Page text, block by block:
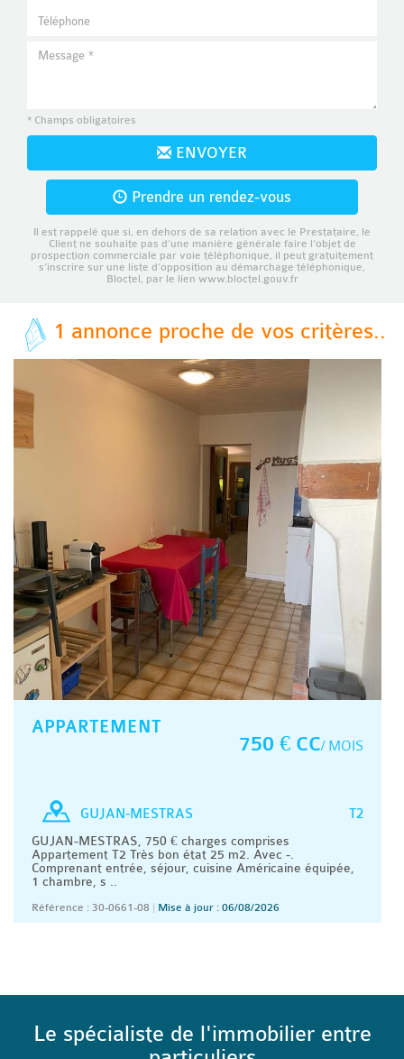
* Champs obligatoires
ENVOYER
Prendre un rendez-vous
Il est rappelé que si, en dehors de sa relation avec le Prestataire, le
Client ne souhaite pas d’une manière générale faire l’objet de
prospection commerciale par voie téléphonique, il peut gratuitement
s’inscrire sur une liste d’opposition au démarchage téléphonique,
Bloctel, par le lien www.bloctel.gouv.fr
1 annonce proche de vos critères..
APPARTEMENT
750 € CC/ MOIS
T2
GUJAN-MESTRAS
GUJAN-MESTRAS, 750 € charges comprises
Appartement T2 Très bon état 25 m2. Avec -.
Comprenant entrée, séjour, cuisine Américaine équipée,
1 chambre, s ..
Référence : 30-0661-08 Mise à jour : 06/08/2026
Le spécialiste de l'immobilier entre